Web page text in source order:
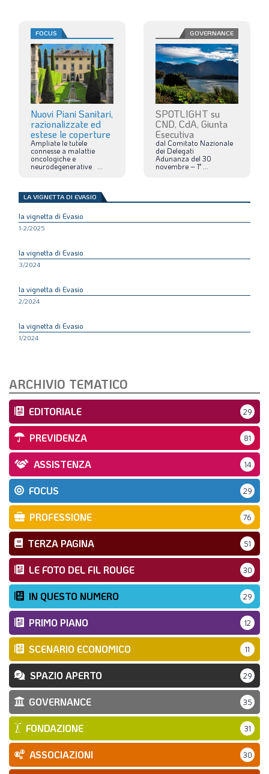
TERZA PAGINA
LE FOTO DEL FIL ROUGE
IN QUESTO NUMERO
SCENARIO ECONOMICO
SPAZIO APERTO
GOVERNANCE
FONDAZIONE
SPECIALE
CAMBIA NUMERO expand_more
FOCUS
Nuovi Piani Sanitari,
razionalizzate ed
estese le coperture
Ampliate le tutele
connesse a malattie
oncologiche e
neurodegenerative
GOVERNANCE
SPOTLIGHT su
CND, CdA, Giunta
Esecutiva
dal Comitato Nazionale
dei Delegati
Adunanza del 30
novembre–1°
LA VIGNETTA DI EVASIO
la vignetta di Evasio
1-2/2025
la vignetta di Evasio
3/2024
la vignetta di Evasio
2/2024
la vignetta di Evasio
1/2024
ARCHIVIO TEMATICO
EDITORIALE 29
PREVIDENZA 81
ASSISTENZA 14
FOCUS 29
PROFESSIONE 76
TERZA PAGINA 51
LE FOTO DEL FIL ROUGE 30
IN QUESTO NUMERO 29
PRIMO PIANO 12
SCENARIO ECONOMICO 11
SPAZIO APERTO 29
GOVERNANCE 35
FONDAZIONE 31
ASSOCIAZIONI 30